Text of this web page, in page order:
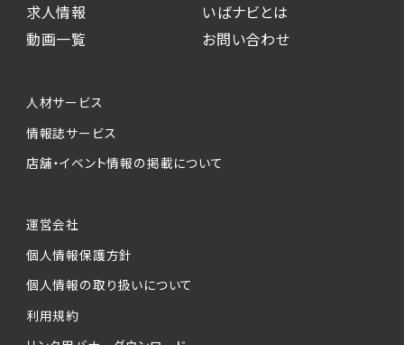
求人情報
動画一覧
いばナビとは
お問い合わせ
人材サービス
情報誌サービス
店舗・イベント情報の掲載について
運営会社
個人情報保護方針
個人情報の取り扱いについて
利用規約